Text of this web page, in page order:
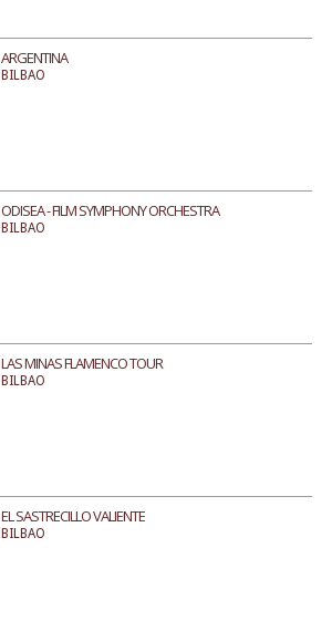
ARGENTINA
BILBAO
ODISEA - FILM SYMPHONY ORCHESTRA
BILBAO
LAS MINAS FLAMENCO TOUR
BILBAO
EL SASTRECILLO VALIENTE
BILBAO